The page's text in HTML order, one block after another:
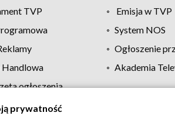
TVP
Emisja w TVP
System NOS
Ogłoszenie
Akademia
ogłoszenia
prywatność